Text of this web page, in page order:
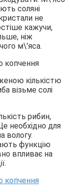
соляні
не
кажучи,
ніж
м\’яса.
кількістю
візьме солі
рибин,
необхідно для
вологу.
функцію
впливає на